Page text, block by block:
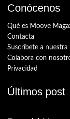
Conócenos
Qué es Moove
Contacta
Suscríbete a nuestra
Colabora con
Privacidad
Últimos post